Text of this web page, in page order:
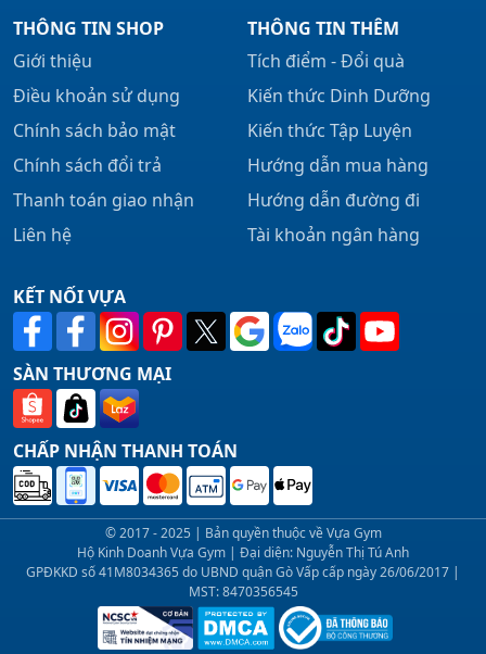
THÔNG TIN SHOP
Giới thiệu
Điều khoản sử dụng
Chính sách bảo mật
Chính sách đổi trả
Thanh toán giao nhận
Liên hệ
THÔNG TIN THÊM
Tích điểm - Đổi quà
Kiến thức Dinh Dưỡng
Kiến thức Tập Luyện
Hướng dẫn mua hàng
Hướng dẫn đường đi
Tài khoản ngân hàng
KẾT NỐI VỰA
SÀN THƯƠNG MẠI
CHẤP NHẬN THANH TOÁN
© 2017 - 2025 | Bản quyền thuộc về Vựa Gym
Hộ Kinh Doanh Vựa Gym | Đại diện: Nguyễn Thị Tú Anh
GPĐKKD số 41M8034365 do UBND quận Gò Vấp cấp ngày 26/06/2017 |
MST: 8470356545